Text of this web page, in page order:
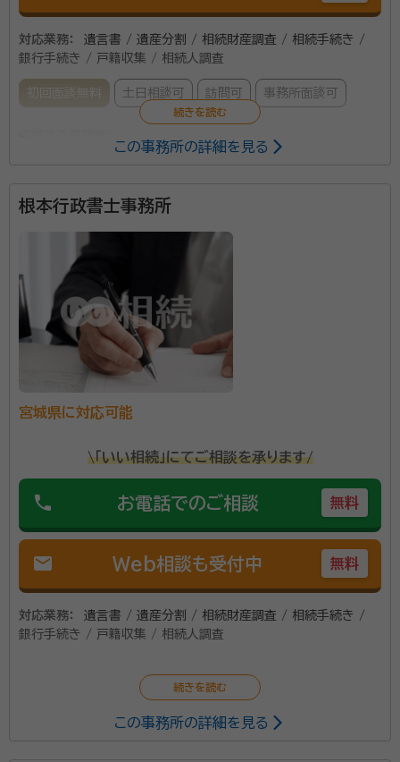
対応業務：
遺言書 / 遺産分割 / 相続財産調査 / 相続手続き /
銀行手続き / 戸籍収集 / 相続人調査
初回面談無料 土日相談可 訪問可 事務所面談可
士 三浦事務所 開業
満足度 5.0
相続手続き、遺言作成、民事信託等のサポートをしてお
ります。 お客様の不安・悩みを少しでも解消できれば幸
宮城県行政書士会
この事務所の詳細を見る
根本行政書士事務所
宮城県に対応可能
\「いい相続」にてご相談を承ります/
phone お電話でのご相談 無料
mail Web相談も受付中 無料
対応業務：
遺言書 / 遺産分割 / 相続財産調査 / 相続手続き /
銀行手続き / 戸籍収集 / 相続人調査
この事務所の詳細を見る